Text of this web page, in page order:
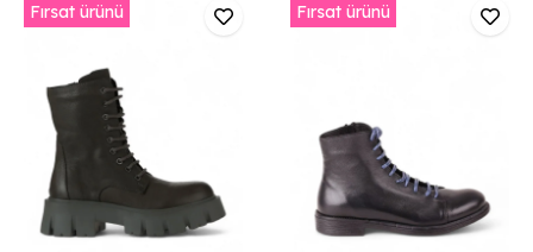
Fırsat ürünü Fırsat ürünü